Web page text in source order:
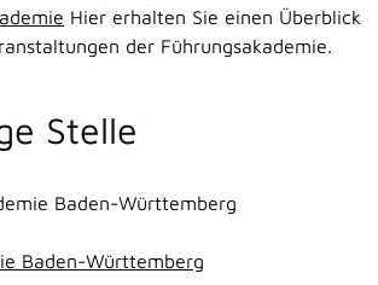
Hier erhalten Sie einen Überblick
der Führungsakademie.
Stelle
Baden-Württemberg
Baden-Württemberg